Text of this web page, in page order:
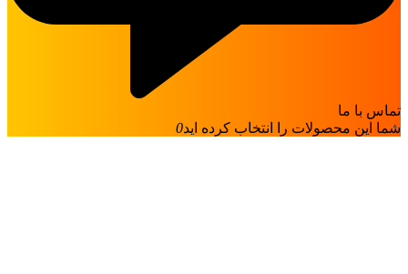
تماس با ما
شما این محصولات را انتخاب کرده اید0